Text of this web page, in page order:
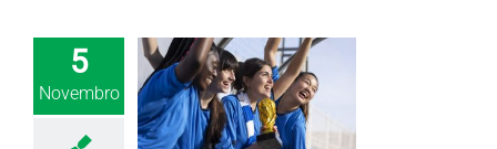
5
Novembro